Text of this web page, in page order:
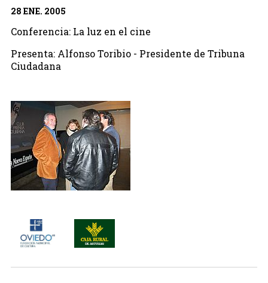
28 ENE. 2005
Conferencia: La luz en el cine
Presenta: Alfonso Toribio - Presidente de Tribuna
Ciudadana